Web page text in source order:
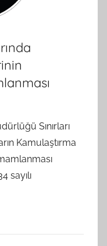
Sınırları
Kamulaştırma
sayılı